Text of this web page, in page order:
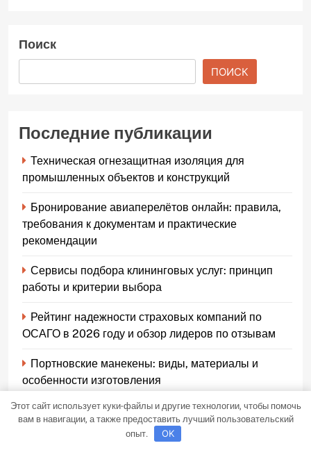
Поиск
ПОИСК
Последние публикации
Техническая огнезащитная изоляция для
промышленных объектов и конструкций
Бронирование авиаперелётов онлайн: правила,
требования к документам и практические
рекомендации
Сервисы подбора клининговых услуг: принцип
работы и критерии выбора
Рейтинг надежности страховых компаний по
ОСАГО в 2026 году и обзор лидеров по отзывам
Портновские манекены: виды, материалы и
особенности изготовления
Этот сайт использует куки-файлы и другие технологии, чтобы помочь
вам в навигации, а также предоставить лучший пользовательский
опыт.
OK